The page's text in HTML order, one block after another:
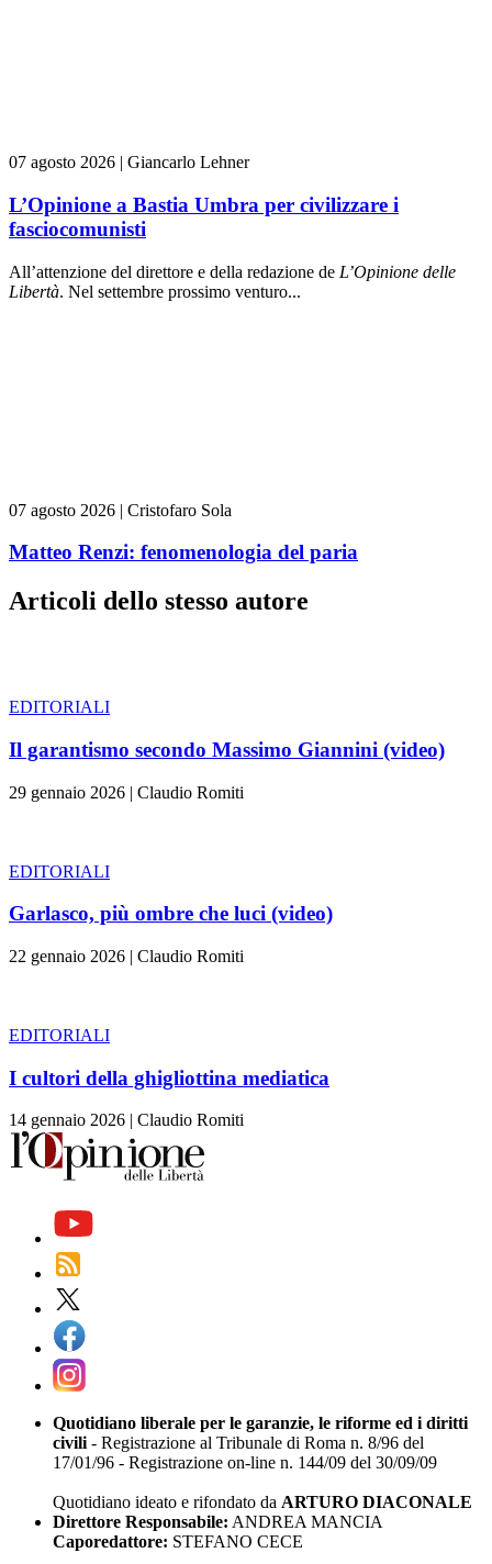
07 agosto 2026 | Giancarlo Lehner
L’Opinione a Bastia Umbra per civilizzare i
fasciocomunisti
All’attenzione del direttore e della redazione de L’Opinione delle
Libertà. Nel settembre prossimo venturo...
07 agosto 2026 | Cristofaro Sola
Matteo Renzi: fenomenologia del paria
Articoli dello stesso autore
EDITORIALI
Il garantismo secondo Massimo Giannini (video)
29 gennaio 2026 | Claudio Romiti
EDITORIALI
Garlasco, più ombre che luci (video)
22 gennaio 2026 | Claudio Romiti
EDITORIALI
I cultori della ghigliottina mediatica
14 gennaio 2026 | Claudio Romiti
Quotidiano liberale per le garanzie, le riforme ed i diritti
civili- Registrazione al Tribunale di Roma n. 8/96 del
17/01/96 - Registrazione on-line n. 144/09 del 30/09/09
Quotidiano ideato e rifondato da ARTURO DIACONALE
Direttore Responsabile: ANDREA MANCIA
Caporedattore: STEFANO CECE